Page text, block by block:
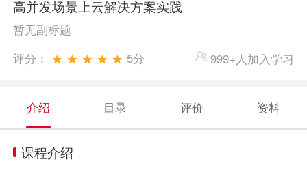
高并发场景上云解决方案实践
暂无副标题
评分：
5分 999+人加入学习
介绍 目录 评价 资料
课程介绍